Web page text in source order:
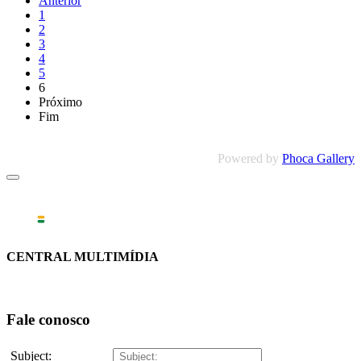
1
2
3
4
5
6
Próximo
Fim
Powered by Phoca Gallery
CENTRAL MULTIMÍDIA
Fale conosco
Subject: